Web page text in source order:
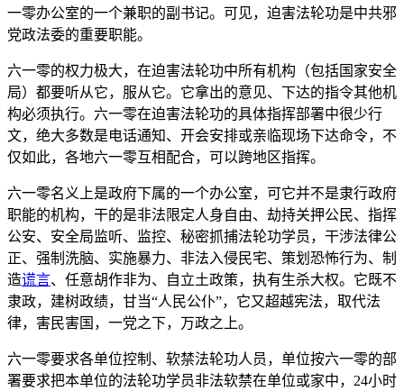
一零办公室的一个兼职的副书记。可见，迫害法轮功是中共邪
党政法委的重要职能。
六一零的权力极大，在迫害法轮功中所有机构（包括国家安全
局）都要听从它，服从它。它拿出的意见、下达的指令其他机
构必须执行。六一零在迫害法轮功的具体指挥部署中很少行
文，绝大多数是电话通知、开会安排或亲临现场下达命令，不
仅如此，各地六一零互相配合，可以跨地区指挥。
六一零名义上是政府下属的一个办公室，可它并不是隶行政府
职能的机构，干的是非法限定人身自由、劫持关押公民、指挥
公安、安全局监听、监控、秘密抓捕法轮功学员，干涉法律公
正、强制洗脑、实施暴力、非法入侵民宅、策划恐怖行为、制
造谎言、任意胡作非为、自立土政策，执有生杀大权。它既不
隶政，建树政绩，甘当“人民公仆”，它又超越宪法，取代法
律，害民害国，一党之下，万政之上。
六一零要求各单位控制、软禁法轮功人员，单位按六一零的部
署要求把本单位的法轮功学员非法软禁在单位或家中，24小时